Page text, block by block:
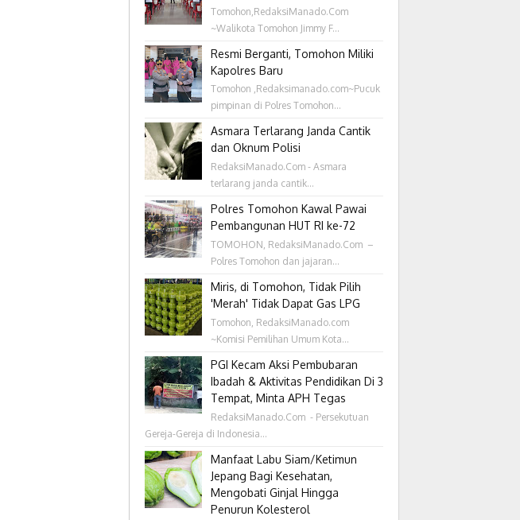
Tomohon,RedaksiManado.Com
~Walikota Tomohon Jimmy F...
Resmi Berganti, Tomohon Miliki
Kapolres Baru
Tomohon ,Redaksimanado.com~Pucuk
pimpinan di Polres Tomohon...
Asmara Terlarang Janda Cantik
dan Oknum Polisi
RedaksiManado.Com - Asmara
terlarang janda cantik...
Polres Tomohon Kawal Pawai
Pembangunan HUT RI ke-72
TOMOHON, RedaksiManado.Com –
Polres Tomohon dan jajaran...
Miris, di Tomohon, Tidak Pilih
'Merah' Tidak Dapat Gas LPG
Tomohon, RedaksiManado.com
~Komisi Pemilihan Umum Kota...
PGI Kecam Aksi Pembubaran
Ibadah & Aktivitas Pendidikan Di 3
Tempat, Minta APH Tegas
RedaksiManado.Com - Persekutuan
Gereja-Gereja di Indonesia...
Manfaat Labu Siam/Ketimun
Jepang Bagi Kesehatan,
Mengobati Ginjal Hingga
Penurun Kolesterol